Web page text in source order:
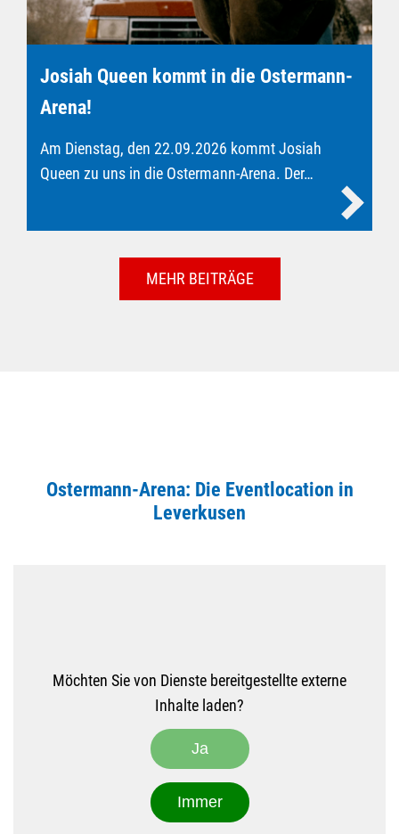
Josiah Queen kommt in die Ostermann-
Arena!
Am Dienstag, den 22.09.2026 kommt Josiah
Queen zu uns in die Ostermann-Arena. Der…
MEHR BEITRÄGE
Ostermann-Arena: Die Eventlocation in
Leverkusen
Möchten Sie von Dienste bereitgestellte externe
Inhalte laden?
Ja
Immer